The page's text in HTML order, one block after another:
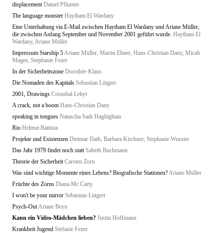
displacement Daniel Pflumm
The language monster Haytham El Wardany
Eine Unterhaltung via E-Mail zwischen Haytham El Wardany und Ariane Müller,
die zwischen Anfang September und November 2001 geführt wurde. Haytham El
Wardany, Ariane Müller
Impressum Starship 5Ariane Müller, Martin Ebner, Hans-Christian Dany, Micah
Magee, Stephanie Fezer
In der Sicherheitszone Dorothée Klaus
Die Nomaden des Kapitals Sebastian Lütgert
2001, Drawings Cristobal Lehyt
A crack, not a boom Hans-Christian Dany
speaking in tongues Natascha Sadr Haghighian
Rio Helmut Battista
Projekte und Existenzen Dietmar Dath, Barbara Kirchner, Stephanie Wurster
Das Jahr 1979 findet noch statt Sabeth Buchmann
Theorie der Sicherheit Carsten Zorn
Was sind wichtige Momente eines Lebens? Biografische Stationen?Ariane Müller
Früchte des Zorns Diana Mc Carty
I won't be your mirror Sebastian Lütgert
Psych-OutAriane Beyn
Kann ein Video-Mädchen lieben? Justin Hoffmann
Krankheit Jugend Stefanie Fezer